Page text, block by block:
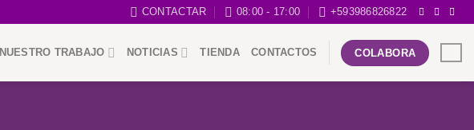
CONTACTAR 08:00 - 17:00 +593986826822
NUESTRO TRABAJO NOTICIAS TIENDA CONTACTOS COLABORA